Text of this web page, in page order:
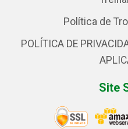
Política de
POLÍTICA DE
Site